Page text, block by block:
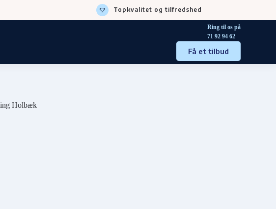
Ring til os på
71 92 94 62
Få et tilbud
Topkvalitet og tilfredshed